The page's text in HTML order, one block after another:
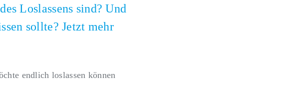
Loslassens sind? Und
sollte? Jetzt mehr